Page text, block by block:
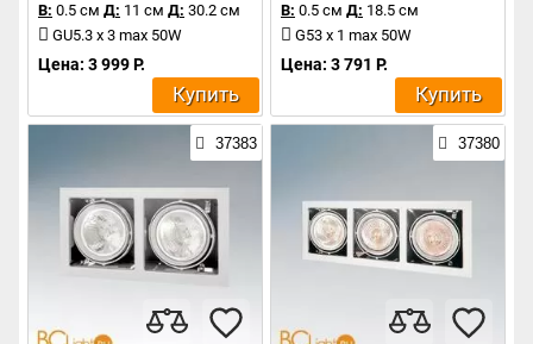
В: 0.5 см Д: 11 см Д: 30.2 см
GU5.3 x 3 max 50W
Цена: 3 999 Р.
Купить
В: 0.5 см Д: 18.5 см
G53 x 1 max 50W
Цена: 3 791 Р.
Купить
37383 37380